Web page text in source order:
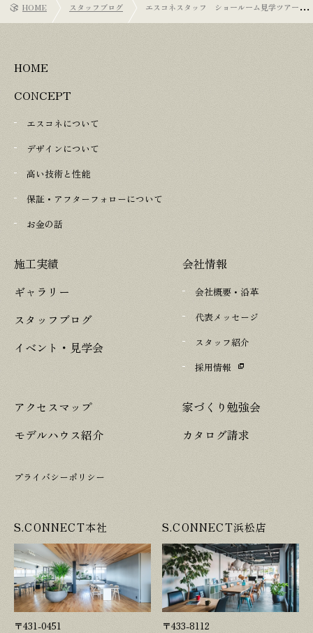
HOME スタッフブログ エスコネスタッフ ショールーム見学ツアーで
HOME
CONCEPT
エスコネについて
デザインについて
高い技術と性能
保証・アフターフォローについて
お金の話
施工実績
ギャラリー
スタッフブログ
イベント・見学会
会社情報
会社概要・沿革
代表メッセージ
スタッフ紹介
採用情報
アクセスマップ
モデルハウス紹介
家づくり勉強会
カタログ請求
プライバシーポリシー
S.CONNECT本社
〒431-0451
S.CONNECT浜松店
〒433-8112